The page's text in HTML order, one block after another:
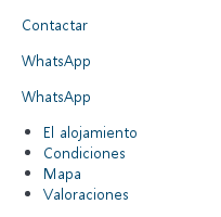
Contactar
WhatsApp
WhatsApp
El alojamiento
Condiciones
Mapa
Valoraciones